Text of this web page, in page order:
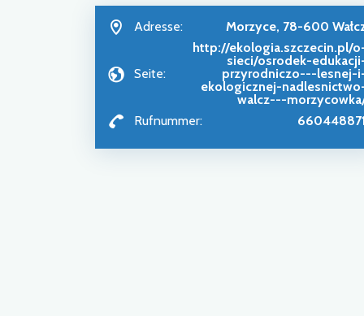
Adresse: Morzyce, 78-600
Seite:
http://ekologia.szczecin.pl/
sieci/osrodek-
przyrodniczo---lesnej-
ekologicznej-
walcz---
Rufnummer: